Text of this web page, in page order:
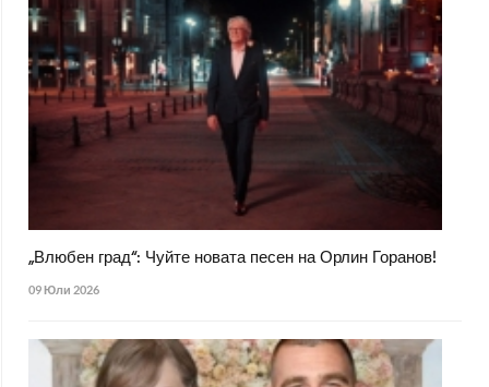
„Влюбен град“: Чуйте новата песен на Орлин Горанов!
09 Юли 2026